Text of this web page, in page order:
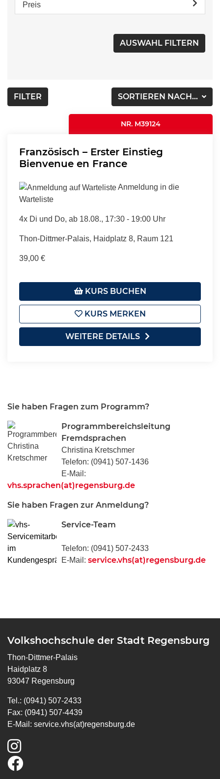
Preis
SORTIEREN NACH...
FILTER
NR. M39124
Französisch – Erster Einstieg
Bienvenue en France
Anmeldung in die
Warteliste
4x Di und Do, ab 18.08., 17:30 - 19:00 Uhr
Thon-Dittmer-Palais, Haidplatz 8, Raum 121
39,00 €
KURS BUCHEN
KURS MERKEN
WEITERE DETAILS
Sie haben Fragen zum Programm?
Programmbereichsleitung
Fremdsprachen
Christina Kretschmer
Telefon: (0941) 507-1436
E-Mail:
vhs.sprachen(at)regensburg.de
Sie haben Fragen zur Anmeldung?
Service-Team
Telefon: (0941) 507-2433
E-Mail: service.vhs(at)regensburg.de
Volkshochschule der Stadt Regensburg
Thon-Dittmer-Palais
Haidplatz 8
93047 Regensburg
Tel.: (0941) 507-2433
Fax: (0941) 507-4439
E-Mail: service.vhs(at)regensburg.de